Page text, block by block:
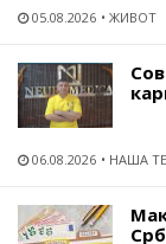
05.08.2026 ЖИВОТ
06.08.2026 НАША